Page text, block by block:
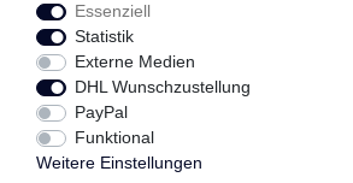
Impressum
Widerrufs­recht Vertrag widerrufen
Essenziell
Statistik
Externe Medien
DHL Wunschzustellung
PayPal
Funktional
Weitere Einstellungen